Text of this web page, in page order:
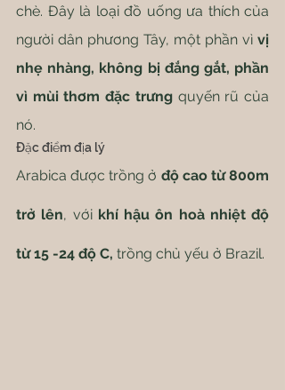
chè. Đây là loại đồ uống ưa thích của
người dân phương Tây, một phần vì vị
nhẹ nhàng, không bị đắng gắt, phần
vì mùi thơm đặc trưng quyến rũ của
nó.
Đặc điểm địa lý
Arabica được trồng ở độ cao từ 800m
trở lên, với khí hậu ôn hoà nhiệt độ
từ 15 -24 độ C, trồng chủ yếu ở Brazil.